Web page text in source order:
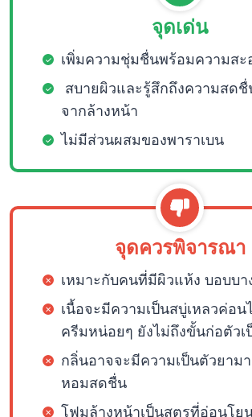
จุดเด่น
เพิ่มความชุ่มชื่นพร้อมความสะ
สบายผิวและรู้สึกถึงความสด
จากล้างหน้า
ไม่มีส่วนผสมของพาราเบน
จุดควรพิจารณา
เหมาะกับคนที่มีผิวแห้ง บอบบา
เนื้อจะมีความเป็นสบู่เหลวค่อน
ครีมหน่อยๆ ยังไม่ถึงขั้นก่อตัวเ
กลิ่นอาจจะมีความเป็นตัวยาม
หอมสดชื่น
โฟมล้างหน้าเป็นสูตรที่อ่อนโย